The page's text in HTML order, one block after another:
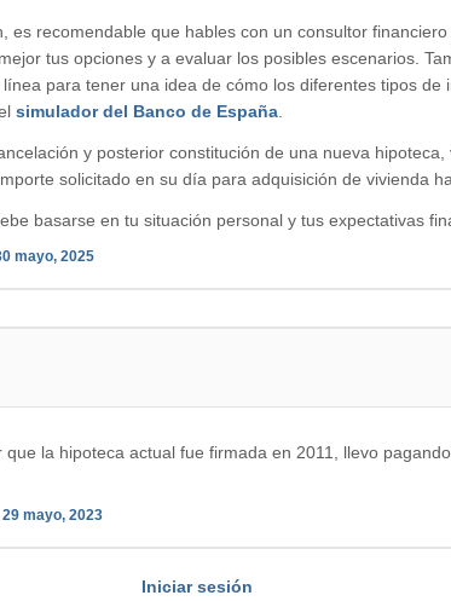
es recomendable que hables con un consultor
tus opciones y a evaluar los posibles escenarios.
para tener una idea de cómo los diferentes tipos de
simulador del Banco de España
y posterior constitución de una nueva
solicitado en su día para adquisición de vivienda
basarse en tu situación personal y tus expectativas
mayo, 2025
la hipoteca actual fue firmada en 2011, llevo
29 mayo, 2023
Iniciar sesión